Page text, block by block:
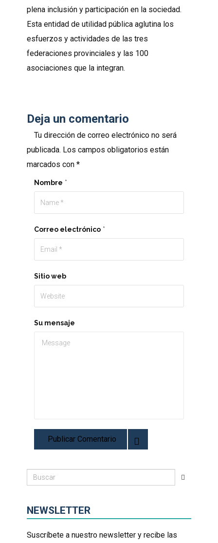
plena inclusión y participación en la sociedad.
Esta entidad de utilidad pública aglutina los
esfuerzos y actividades de las tres
federaciones provinciales y las 100
asociaciones que la integran.
Deja un comentario
Tu dirección de correo electrónico no será
publicada. Los campos obligatorios están
marcados con *
Nombre *
Correo electrónico *
Sitio web
Su mensaje
NEWSLETTER
Suscríbete a nuestro newsletter y recibe las